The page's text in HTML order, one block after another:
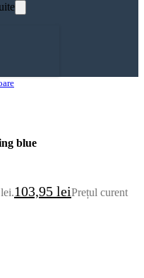
blue
103,95 leiPrețul curent